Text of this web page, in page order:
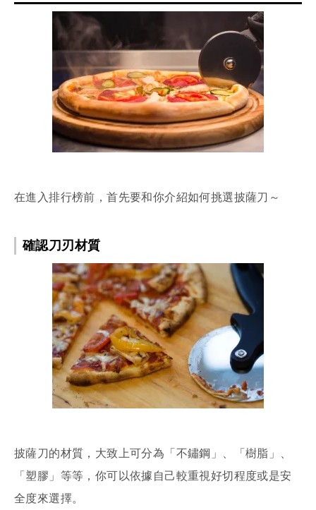
在進入排行榜前，首先要和你介紹如何挑選披薩刀～
確認刀刃材質
披薩刀的材質，大致上可分為「不鏽鋼」、「樹脂」、
「塑膠」等等，你可以依據自己較重視好切程度或是安
全度來選擇。